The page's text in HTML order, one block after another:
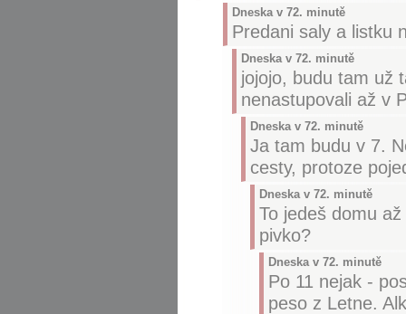
Dneska v 72. minutě
Predani saly a listku
Dneska v 72. minutě
jojojo, budu tam už
nenastupovali až v
Dneska v 72. minutě
Ja tam budu v 7.
cesty, protoze
Dneska v 72. minutě
To jedeš domu
pivko?
Dneska v 72. minutě
Po 11 nejak -
peso z Letne.